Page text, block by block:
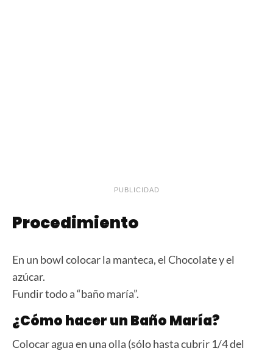
PUBLICIDAD
Procedimiento
En un bowl colocar la manteca, el Chocolate y el
azúcar.
Fundir todo a “baño maría”.
¿Cómo hacer un Baño María?
Colocar agua en una olla (sólo hasta cubrir 1/4 del